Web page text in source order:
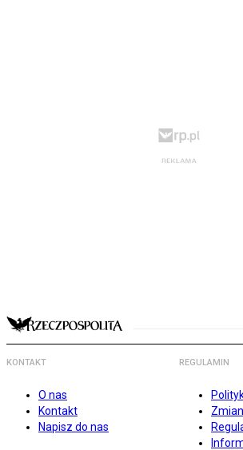
KONTAKT
O nas
Kontakt
Napisz do nas
REGULAMIN